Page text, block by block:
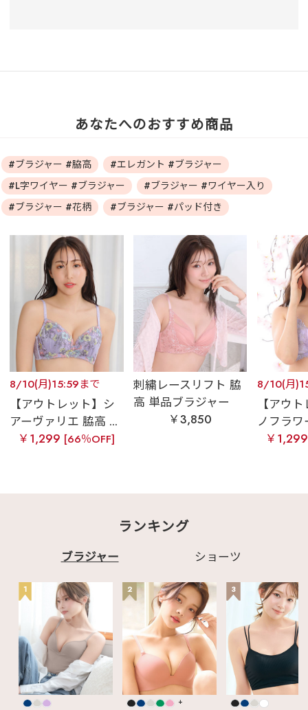
あなたへのおすすめ商品
#ブラジャー #脇高
#エレガント #ブラジャー
#L字ワイヤー #ブラジャー
#ブラジャー #ワイヤー入り
#ブラジャー #花柄
#ブラジャー #パッド付き
8/10(月)15:59まで
【アウトレット】シ
アーヴァリエ 脇高 ...
￥1,299 [66％OFF]
刺繍レースリフト 脇
高 単品ブラジャー
￥3,850
8/10(月
【アウ
ノフラワ
￥
ランキング
ブラジャー ショーツ
1 2
+
3